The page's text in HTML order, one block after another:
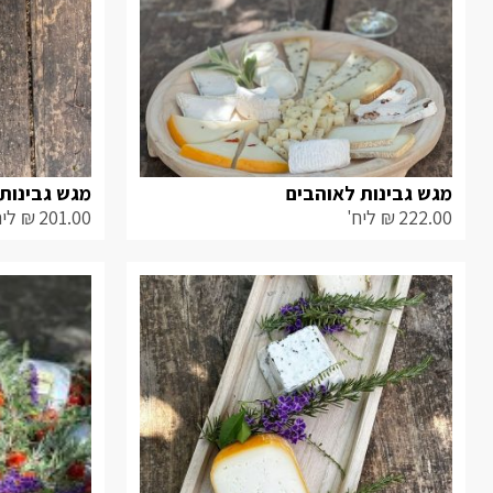
מגש גבינות לאוהבים
₪222.00 ליח' ₪201.00